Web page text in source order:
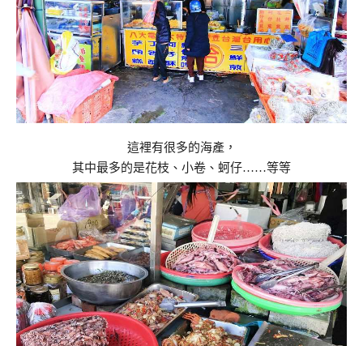
這裡有很多的海產，
其中最多的是花枝、小卷、蚵仔……等等